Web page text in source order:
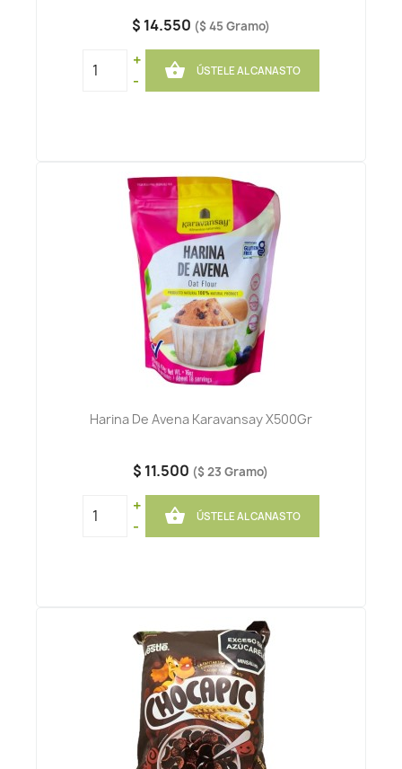
$ 14.550 ($ 45 Gramo)
+
-
 ÚSTELE AL CANASTO
Harina De Avena Karavansay X500Gr
$ 11.500 ($ 23 Gramo)
+
-
 ÚSTELE AL CANASTO